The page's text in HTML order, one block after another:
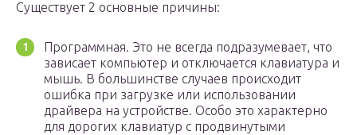
Существует 2 основные причины:
Программная. Это не всегда подразумевает, что
зависает компьютер и отключается клавиатура и
мышь. В большинстве случаев происходит
ошибка при загрузке или использовании
драйвера на устройстве. Особо это характерно
для дорогих клавиатур с продвинутыми